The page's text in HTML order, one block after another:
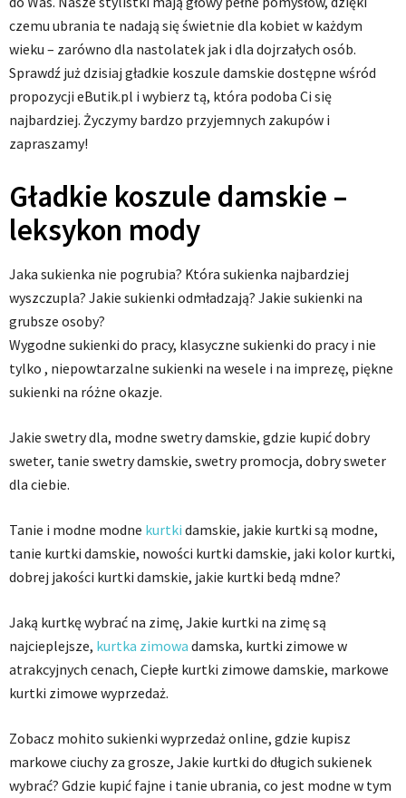
czemu ubrania te nadają się świetnie dla kobiet w każdym
wieku – zarówno dla nastolatek jak i dla dojrzałych osób.
Sprawdź już dzisiaj gładkie koszule damskie dostępne wśród
propozycji eButik.pl i wybierz tą, która podoba Ci się
najbardziej. Życzymy bardzo przyjemnych zakupów i
zapraszamy!
Gładkie koszule damskie –
leksykon mody
Jaka sukienka nie pogrubia? Która sukienka najbardziej
wyszczupla? Jakie sukienki odmładzają? Jakie sukienki na
grubsze osoby?
Wygodne sukienki do pracy, klasyczne sukienki do pracy i nie
tylko , niepowtarzalne sukienki na wesele i na imprezę, piękne
sukienki na różne okazje.
Jakie swetry dla, modne swetry damskie, gdzie kupić dobry
sweter, tanie swetry damskie, swetry promocja, dobry sweter
dla ciebie.
Tanie i modne modne kurtki damskie, jakie kurtki są modne,
tanie kurtki damskie, nowości kurtki damskie, jaki kolor kurtki,
dobrej jakości kurtki damskie, jakie kurtki bedą mdne?
Jaką kurtkę wybrać na zimę, Jakie kurtki na zimę są
najcieplejsze, kurtka zimowa damska, kurtki zimowe w
atrakcyjnych cenach, Ciepłe kurtki zimowe damskie, markowe
kurtki zimowe wyprzedaż.
Zobacz mohito sukienki wyprzedaż online, gdzie kupisz
markowe ciuchy za grosze, Jakie kurtki do długich sukienek
wybrać? Gdzie kupić fajne i tanie ubrania, co jest modne w tym